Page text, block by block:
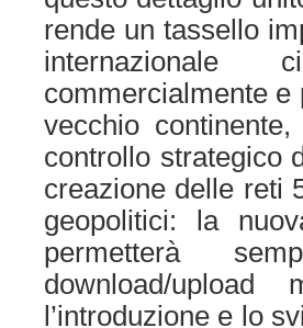
rende un tassello
commercialmente e
vecchio
controllo strategico
creazione delle reti
geopolitici: la
permetterà
download/
l’introduzione e lo